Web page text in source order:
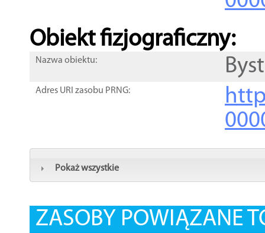
Obiekt fizjograficzny:
Nazwa obiektu:
Adres URI zasobu PRNG:
Pokaż wszystkie
ZASOBY POWIĄZANE